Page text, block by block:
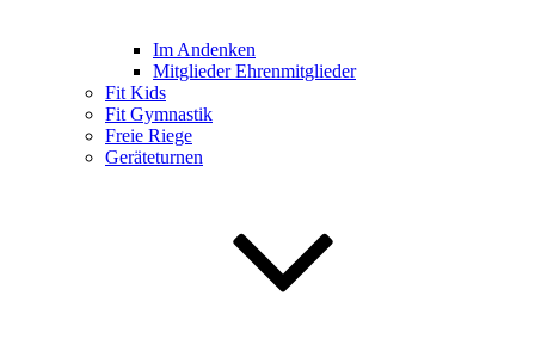
Im Andenken
Mitglieder Ehrenmitglieder
Fit Kids
Fit Gymnastik
Freie Riege
Geräteturnen